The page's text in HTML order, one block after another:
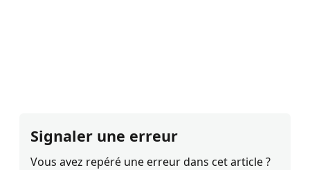
Signaler une erreur
Vous avez repéré une erreur dans cet article ?